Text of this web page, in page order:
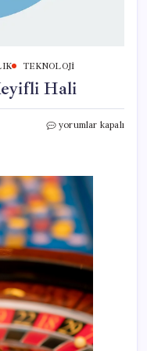
TEKNOLOJI
Hali
Para
Hali
için
yorumlar kapalı